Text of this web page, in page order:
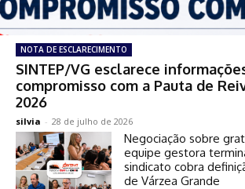
NOTA DE ESCLARECIMENTO
SINTEP/VG esclarece
compromisso com a Pauta de
2026
silvia - 28 de julho de 2026
Negociação sobre
equipe gestora
sindicato cobra
de Várzea Grande